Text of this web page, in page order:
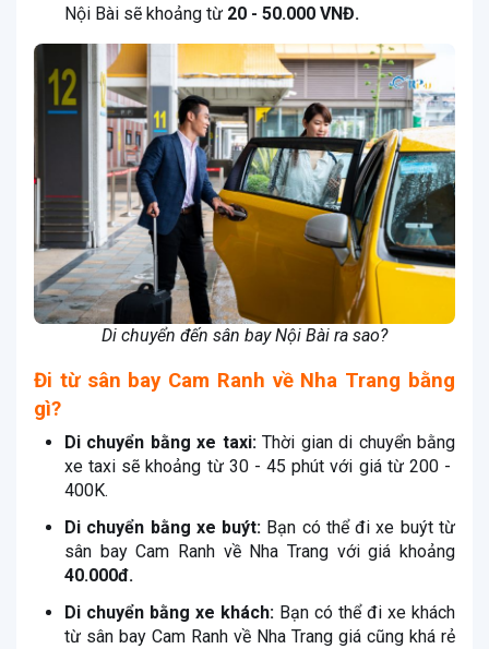
Nội Bài sẽ khoảng từ 20 - 50.000 VNĐ.
Di chuyển đến sân bay Nội Bài ra sao?
Đi từ sân bay Cam Ranh về Nha Trang bằng
gì?
Di chuyển bằng xe taxi:Thời gian di chuyển bằng
xe taxi sẽ khoảng từ 30 - 45 phút với giá từ 200 -
400K.
Di chuyển bằng xe buýt: Bạn có thể đi xe buýt từ
sân bay Cam Ranh về Nha Trang với giá khoảng
40.000đ.
Di chuyển bằng xe khách: Bạn có thể đi xe khách
từ sân bay Cam Ranh về Nha Trang giá cũng khá rẻ